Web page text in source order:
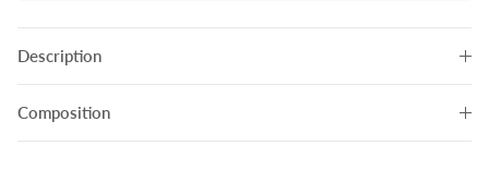
Description
Composition